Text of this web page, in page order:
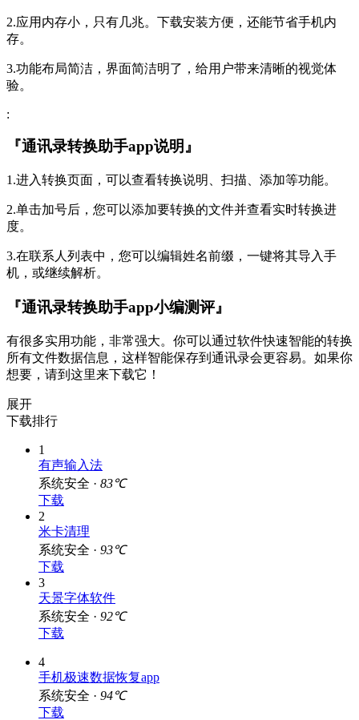
2.应用内存小，只有几兆。下载安装方便，还能节省手机内
存。
3.功能布局简洁，界面简洁明了，给用户带来清晰的视觉体
验。
:
『通讯录转换助手app说明』
1.进入转换页面，可以查看转换说明、扫描、添加等功能。
2.单击加号后，您可以添加要转换的文件并查看实时转换进
度。
3.在联系人列表中，您可以编辑姓名前缀，一键将其导入手
机，或继续解析。
『通讯录转换助手app小编测评』
有很多实用功能，非常强大。你可以通过软件快速智能的转换
所有文件数据信息，这样智能保存到通讯录会更容易。如果你
想要，请到这里来下载它！
展开
下载排行
1
有声输入法
系统安全 · 83℃
下载
2
米卡清理
系统安全 · 93℃
下载
3
天景字体软件
系统安全 · 92℃
下载
4
手机极速数据恢复app
系统安全 · 94℃
下载